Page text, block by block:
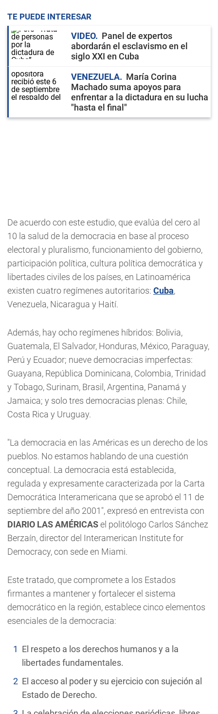
TE PUEDE INTERESAR
VIDEO
Panel de expertos
abordarán el esclavismo en el
siglo XXI en Cuba
VENEZUELA
María Corina
Machado suma apoyos para
enfrentar a la dictadura en su lucha
"hasta el final"
De acuerdo con este estudio, que evalúa del cero al
10 la salud de la democracia en base al proceso
electoral y pluralismo, funcionamiento del gobierno,
participación política, cultura política democrática y
libertades civiles de los países, en Latinoamérica
existen cuatro regímenes autoritarios: Cuba,
Venezuela, Nicaragua y Haití.
Además, hay ocho regímenes híbridos: Bolivia,
Guatemala, El Salvador, Honduras, México, Paraguay,
Perú y Ecuador; nueve democracias imperfectas:
Guayana, República Dominicana, Colombia, Trinidad
y Tobago, Surinam, Brasil, Argentina, Panamá y
Jamaica; y solo tres democracias plenas: Chile,
Costa Rica y Uruguay.
"La democracia en las Américas es un derecho de los
pueblos. No estamos hablando de una cuestión
conceptual. La democracia está establecida,
regulada y expresamente caracterizada por la Carta
Democrática Interamericana que se aprobó el 11 de
septiembre del año 2001", expresó en entrevista con
DIARIO LAS AMÉRICASel politólogo Carlos Sánchez
Berzaín, director del Interamerican Institute for
Democracy, con sede en Miami.
Este tratado, que compromete a los Estados
firmantes a mantener y fortalecer el sistema
democrático en la región, establece cinco elementos
esenciales de la democracia:
El respeto a los derechos humanos y a la
libertades fundamentales.
El acceso al poder y su ejercicio con sujeción al
Estado de Derecho.